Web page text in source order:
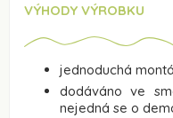
VÝHODY VÝROBKU
jednoduchá
dodáváno ve
nejedná se o